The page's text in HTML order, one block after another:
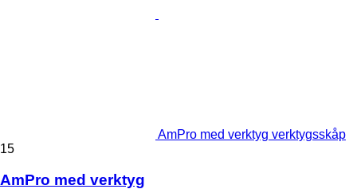
AmPro med verktyg verktygsskåp
15
AmPro med verktyg